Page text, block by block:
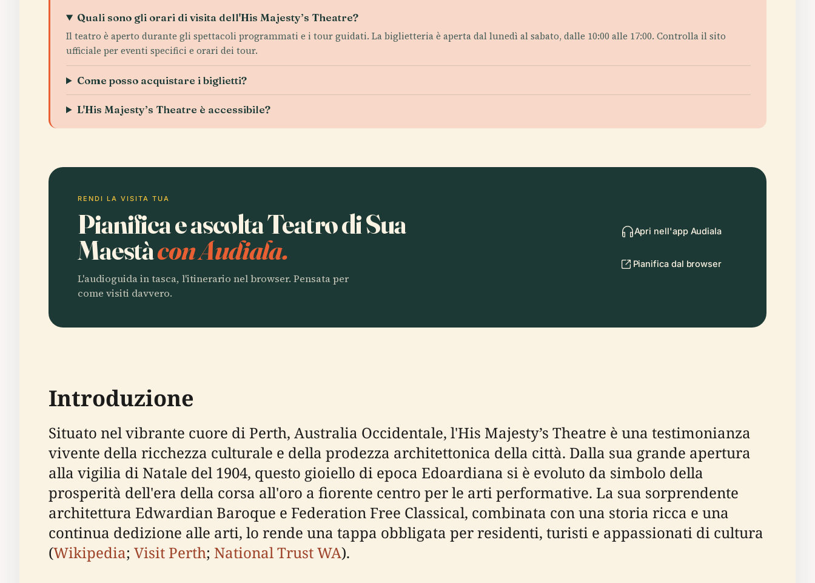
Quali sono gli orari di visita dell'His Majesty’s Theatre?
Il teatro è aperto durante gli spettacoli programmati e i tour guidati. La biglietteria è aperta dal lunedì al sabato, dalle 10:00 alle 17:00. Controlla il sito
ufficiale per eventi specifici e orari dei tour.
Come posso acquistare i biglietti?
L'His Majesty’s Theatre è accessibile?
RENDI LA VISITA TUA
Pianifica e ascolta Teatro di Sua
Maestàcon Audiala.
L'audioguida in tasca, l'itinerario nel browser. Pensata per
come visiti davvero.
Apri nell'app Audiala
Pianifica dal browser
Introduzione
Situato nel vibrante cuore di Perth, Australia Occidentale, l'His Majesty’s Theatre è una testimonianza
vivente della ricchezza culturale e della prodezza architettonica della città. Dalla sua grande apertura
alla vigilia di Natale del 1904, questo gioiello di epoca Edoardiana si è evoluto da simbolo della
prosperità dell'era della corsa all'oro a fiorente centro per le arti performative. La sua sorprendente
architettura Edwardian Baroque e Federation Free Classical, combinata con una storia ricca e una
continua dedizione alle arti, lo rende una tappa obbligata per residenti, turisti e appassionati di cultura
(Wikipedia; Visit Perth; National Trust WA).